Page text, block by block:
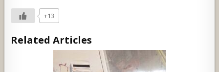
+13
Related Articles